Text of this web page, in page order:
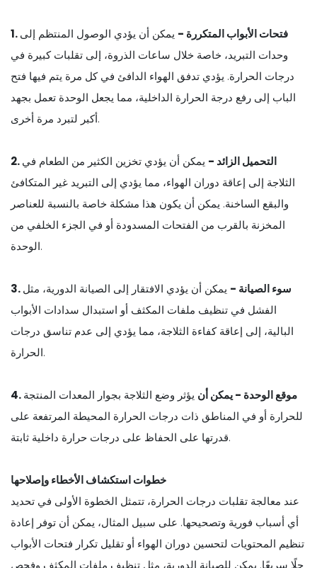
1. فتحات الأبواب المتكررة - يمكن أن يؤدي الوصول المنتظم إلى
وحدات التبريد، خاصة خلال ساعات الذروة، إلى تقلبات كبيرة في
درجات الحرارة. يؤدي تدفق الهواء الدافئ في كل مرة يتم فيها فتح
الباب إلى رفع درجة الحرارة الداخلية، مما يجعل الوحدة تعمل بجهد
أكبر لتبرد مرة أخرى.
2. التحميل الزائد - يمكن أن يؤدي تخزين الكثير من الطعام في
الثلاجة إلى إعاقة دوران الهواء، مما يؤدي إلى التبريد غير المتكافئ
والبقع الساخنة. يمكن أن يكون هذا مشكلة خاصة بالنسبة للعناصر
المخزنة بالقرب من الفتحات المسدودة أو في الجزء الخلفي من
الوحدة.
3. سوء الصيانة - يمكن أن يؤدي الافتقار إلى الصيانة الدورية، مثل
الفشل في تنظيف ملفات المكثف أو استبدال سدادات الأبواب
البالية، إلى إعاقة كفاءة الثلاجة، مما يؤدي إلى عدم تناسق درجات
الحرارة.
4. موقع الوحدة - يمكن أن يؤثر وضع الثلاجة بجوار المعدات المنتجة
للحرارة أو في المناطق ذات درجات الحرارة المحيطة المرتفعة على
قدرتها على الحفاظ على درجات حرارة داخلية ثابتة.
خطوات استكشاف الأخطاء وإصلاحها
عند معالجة تقلبات درجات الحرارة، تتمثل الخطوة الأولى في تحديد
أي أسباب فورية وتصحيحها. على سبيل المثال، يمكن أن توفر إعادة
تنظيم المحتويات لتحسين دوران الهواء أو تقليل تكرار فتحات الأبواب
حلًا سريعًا. يمكن للصيانة الدورية، مثل تنظيف ملفات المكثف وفحص